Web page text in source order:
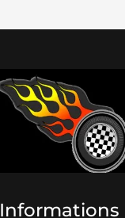
Informations